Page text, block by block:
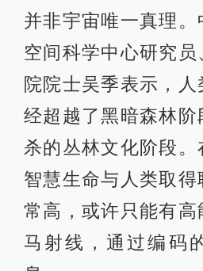
并非宇宙唯一真理。
空间科学中心研究
院院士吴季表示，
经超越了黑暗森林
杀的丛林文化阶段。
智慧生命与人类取
常高，或许只能有高
马射线，通过编码